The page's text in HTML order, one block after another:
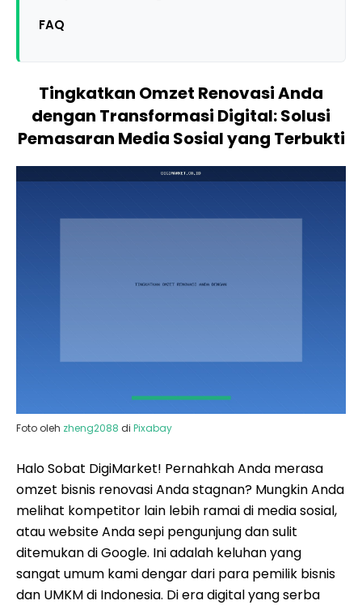
FAQ
Tingkatkan Omzet Renovasi Anda
dengan Transformasi Digital: Solusi
Pemasaran Media Sosial yang Terbukti
Foto oleh zheng2088 di Pixabay
Halo Sobat DigiMarket! Pernahkah Anda merasa
omzet bisnis renovasi Anda stagnan? Mungkin Anda
melihat kompetitor lain lebih ramai di media sosial,
atau website Anda sepi pengunjung dan sulit
ditemukan di Google. Ini adalah keluhan yang
sangat umum kami dengar dari para pemilik bisnis
dan UMKM di Indonesia. Di era digital yang serba